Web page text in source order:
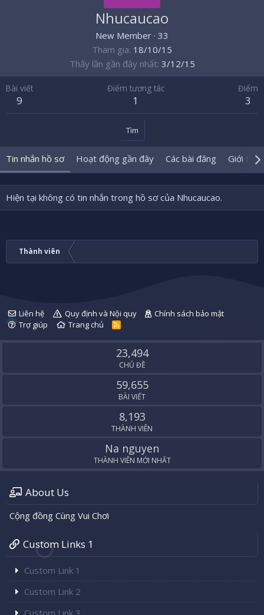
Nhucaucao
New Member · 33
Tham gia 18/10/15
Thấy lần gần đây nhất 3/12/15
Bài viết
9
Điểm tương tác
1
Điểm
3
Tìm
Tin nhắn hồ sơ Hoạt động gần đây Các bài đăng Giới
Hiện tại không có tin nhắn trong hồ sơ của Nhucaucao.
Thành viên
Liên hệ Quy định và Nội quy
Chính sách bảo mật
Trợ giúp
Trang chủ
R
S
23,494
CHỦ ĐỀ
59,655
BÀI VIẾT
8,193
THÀNH VIÊN
Na nguyen
THÀNH VIÊN MỚI NHẤT
About Us
Cộng đồng Cùng Vui Chơi
Custom Links 1
Custom Link 1
Custom Link 2